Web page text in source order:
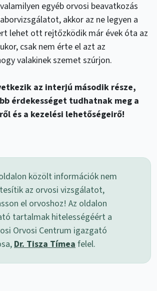
egyéb orvosi beavatkozás
akkor az ne legyen a
lehet ott rejtőzködik már évek óta az
csak nem érte el azt az
valakinek szemet szúrjon.
az interjú második része,
érdekességet tudhatnak meg a
és a kezelési lehetőségeirő!
közölt információk nem
az orvosi vizsgálatot,
el orvoshoz! Az oldalon
tartalmak hitelességéért a
Orvosi Centrum igazgató
Dr. Tisza Tímeafelel.